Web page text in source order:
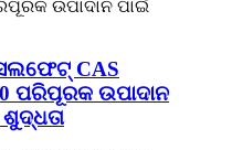
CAS
0 ପରିପୂରକ ଉପାଦାନ